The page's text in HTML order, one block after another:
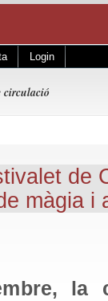
Login
circulació
de
màgia i
la